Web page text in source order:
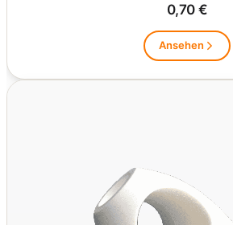
0,70 €
Ansehen